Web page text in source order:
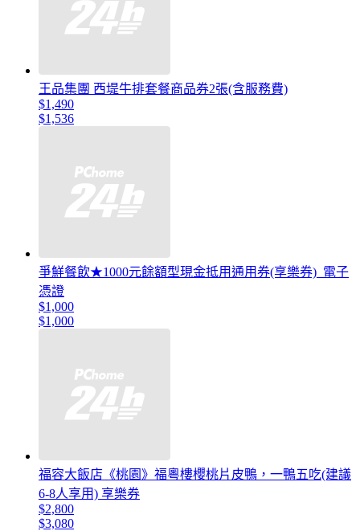
王品集團 西堤牛排套餐商品券2張(含服務費)
$1,490
$1,536
爭鮮餐飲★1000元餘額型現金抵用通用券(享樂券)_電子
憑證
$1,000
$1,000
福容大飯店《桃園》福粵樓櫻桃片皮鴨，一鴨五吃(建議
6-8人享用) 享樂券
$2,800
$3,080